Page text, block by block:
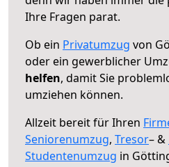
Ihre Fragen parat.
Ob ein Privatumzug von
oder ein gewerblicher
helfen, damit Sie
umziehen können.
Allzeit bereit für Ihren
Seniorenumzug, Tresor– &
Studentenumzug in